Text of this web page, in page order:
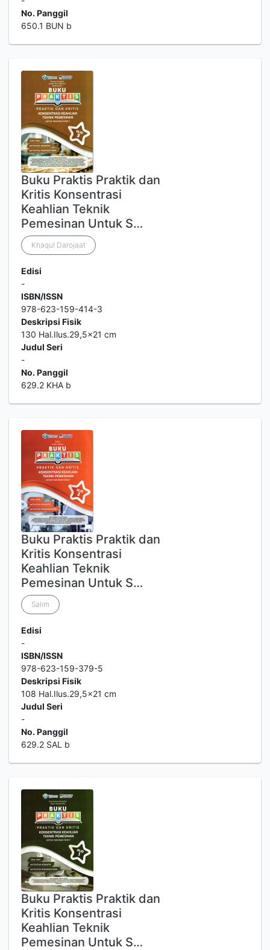
No. Panggil
650.1 BUN b
Buku Praktis Praktik dan
Kritis Konsentrasi
Keahlian Teknik
Pemesinan Untuk S…
Khaqul Darojaat
Edisi
-
ISBN/ISSN
978-623-159-414-3
Deskripsi Fisik
130 Hal.Ilus.29,5x21 cm
Judul Seri
-
No. Panggil
629.2 KHA b
Buku Praktis Praktik dan
Kritis Konsentrasi
Keahlian Teknik
Pemesinan Untuk S…
Salim
Edisi
-
ISBN/ISSN
978-623-159-379-5
Deskripsi Fisik
108 Hal.Ilus.29,5x21 cm
Judul Seri
-
No. Panggil
629.2 SAL b
Buku Praktis Praktik dan
Kritis Konsentrasi
Keahlian Teknik
Pemesinan Untuk S…